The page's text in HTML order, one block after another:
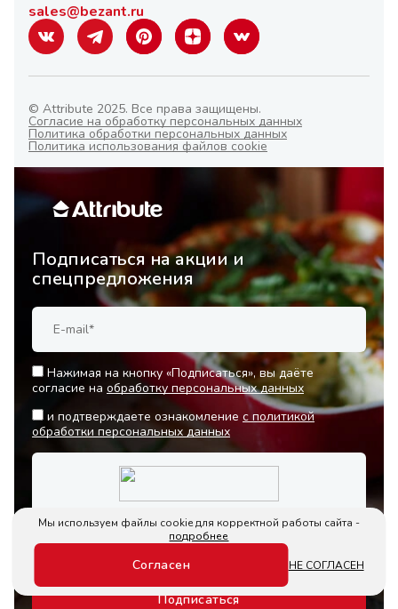
sales@bezant.ru
© Attribute 2025. Все права защищены.
Согласие на обработку персональных данных
Политика обработки персональных данных
Политика использования файлов cookie
Подписаться на акции и
спецпредложения
Нажимая на кнопку «Подписаться», вы даёте
согласие на обработку персональных данных
и подтверждаете ознакомление с политикой
обработки персональных данных
Мы используем файлы cookie для корректной работы сайта -
подробнее
Согласен НЕ СОГЛАСЕН